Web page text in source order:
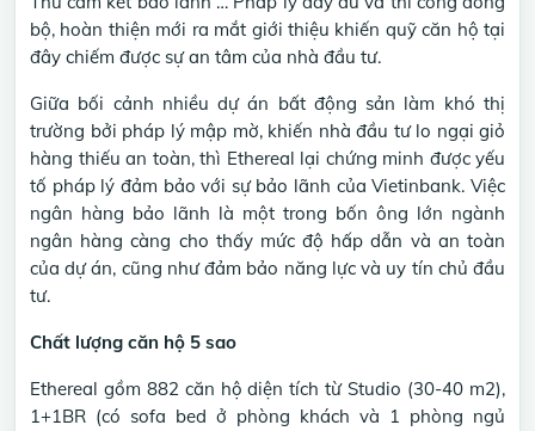
bộ, hoàn thiện mới ra mắt giới thiệu khiến quỹ căn hộ tại
đây chiếm được sự an tâm của nhà đầu tư.
Giữa bối cảnh nhiều dự án bất động sản làm khó thị
trường bởi pháp lý mập mờ, khiến nhà đầu tư lo ngại giỏ
hàng thiếu an toàn, thì Ethereal lại chứng minh được yếu
tố pháp lý đảm bảo với sự bảo lãnh của Vietinbank. Việc
ngân hàng bảo lãnh là một trong bốn ông lớn ngành
ngân hàng càng cho thấy mức độ hấp dẫn và an toàn
của dự án, cũng như đảm bảo năng lực và uy tín chủ đầu
tư.
Chất lượng căn hộ 5 sao
Ethereal gồm 882 căn hộ diện tích từ Studio (30-40 m2),
1+1BR (có sofa bed ở phòng khách và 1 phòng ngủ